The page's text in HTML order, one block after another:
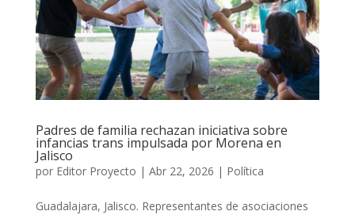
Padres de familia rechazan iniciativa sobre
infancias trans impulsada por Morena en
Jalisco
por Editor Proyecto | Abr 22, 2026 | Política
Guadalajara, Jalisco. Representantes de asociaciones